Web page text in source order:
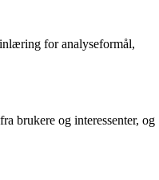
for analyseformål,
brukere og interessenter, og